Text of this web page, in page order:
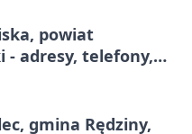
powiat
- adresy, telefony,
gmina Rędziny,